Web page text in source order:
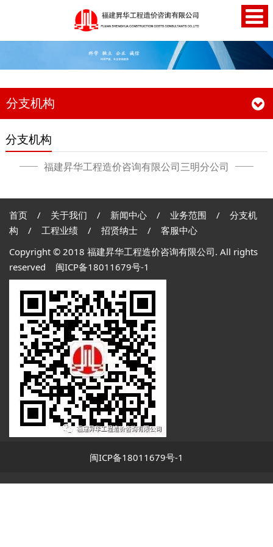
分支机构
分支机构
福建昇华工程造价咨询有限公司三明分公司
首页/ 关于我们 / 新闻中心/ 业务范围 / 分支机
构 / 工程业绩 / 招贤纳士 / 客服中心
Copyright © 2018 福建昇华工程造价咨询有限公司. All rights
reserved 闽ICP备18011679号-1
闽ICP备18011679号-1